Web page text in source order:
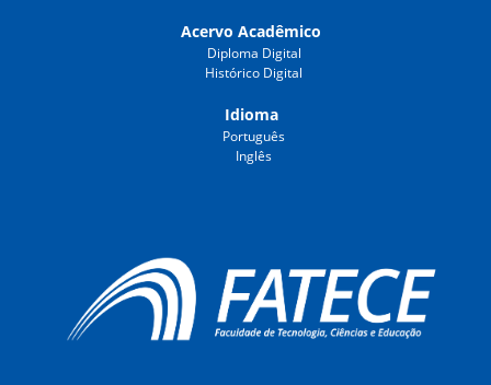
Acervo Acadêmico
Diploma Digital
Histórico Digital
Idioma
Português
Inglês